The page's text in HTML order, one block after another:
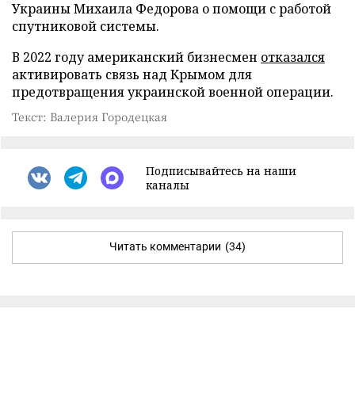
Украины Михаила Федорова о помощи с работой
спутниковой системы.
В 2022 году американский бизнесмен отказался
активировать связь над Крымом для
предотвращения украинской военной операции.
Текст: Валерия Городецкая
Подписывайтесь на наши
каналы
Читать комментарии (34)